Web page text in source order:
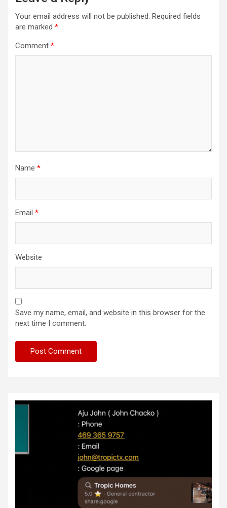
Your email address will not be published. Required fields
are marked *
Comment *
Name *
Email *
Website
Save my name, email, and website in this browser for the
next time I comment.